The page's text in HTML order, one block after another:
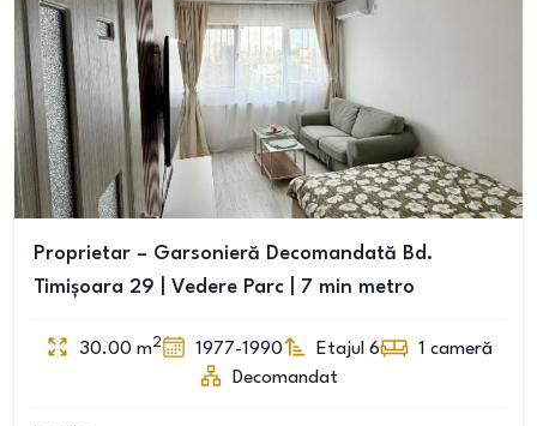
Proprietar – Garsonieră Decomandată Bd.
Timișoara 29 | Vedere Parc | 7 min metro
30.00 m2 1977-1990 Etajul 6 1 cameră
Decomandat